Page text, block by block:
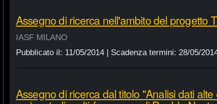
Assegno di ricerca nell'ambito del progetto
IASF MILANO
Pubblicato il: 11/05/2014| Scadenza termini: 28/05/
Assegno di ricerca dal titolo "Analisi dati